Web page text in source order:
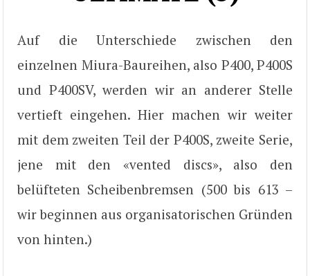
Auf die Unterschiede zwischen den
einzelnen Miura-Baureihen, also P400, P400S
und P400SV, werden wir an anderer Stelle
vertieft eingehen. Hier machen wir weiter
mit dem zweiten Teil der P400S, zweite Serie,
jene mit den «vented discs», also den
belüfteten Scheibenbremsen (500 bis 613 –
wir beginnen aus organisatorischen Gründen
von hinten.)